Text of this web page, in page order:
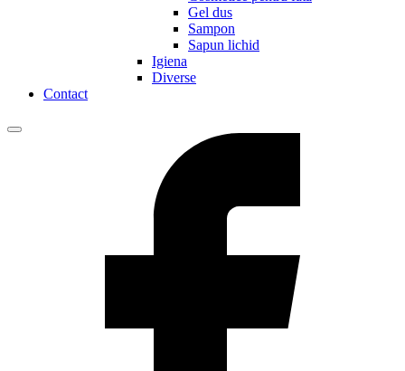
Gel dus
Sampon
Sapun lichid
Igiena
Diverse
Contact